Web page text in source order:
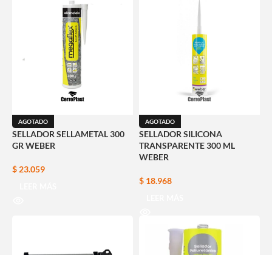
AGOTADO
SELLADOR SELLAMETAL 300
GR WEBER
$ 23.059
AGOTADO
SELLADOR SILICONA
TRANSPARENTE 300 ML
WEBER
$18.968